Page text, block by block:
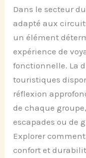
Dans le secteur
adapté aux
un élément
expérience de
fonctionnelle. La
touristiques
réflexion
de chaque
escapades ou de
Explorer
confort et